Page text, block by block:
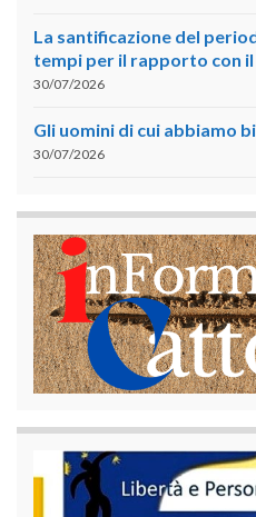
La santificazione del
tempi per il rapporto con il
30/07/2026
Gli uomini di cui abbiamo
30/07/2026